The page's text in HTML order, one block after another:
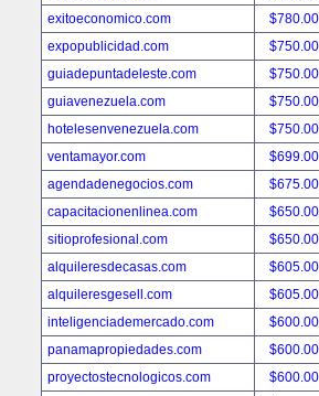
exitoeconomico.com
$780.00
expopublicidad.com
$750.00
guiadepuntadeleste.com
$750.00
guiavenezuela.com
$750.00
hotelesenvenezuela.com
$750.00
ventamayor.com
$699.00
agendadenegocios.com
$675.00
capacitacionenlinea.com
$650.00
sitioprofesional.com
$650.00
alquileresdecasas.com
$605.00
alquileresgesell.com
$605.00
inteligenciademercado.com
$600.00
panamapropiedades.com
$600.00
proyectostecnologicos.com
$600.00